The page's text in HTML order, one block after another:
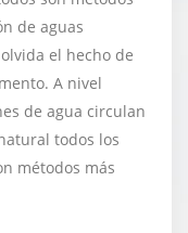
de aguas
el hecho de
A nivel
de agua circulan
todos los
métodos más